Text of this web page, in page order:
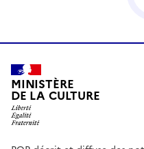
MINISTÈRE
DE LA CULTURE